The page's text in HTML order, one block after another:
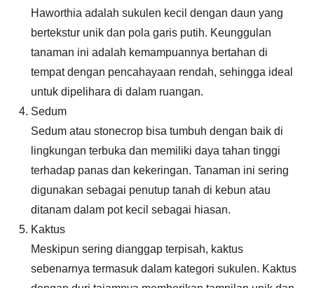
Haworthia adalah sukulen kecil dengan daun yang
bertekstur unik dan pola garis putih. Keunggulan
tanaman ini adalah kemampuannya bertahan di
tempat dengan pencahayaan rendah, sehingga ideal
untuk dipelihara di dalam ruangan.
Sedum
Sedum atau stonecrop bisa tumbuh dengan baik di
lingkungan terbuka dan memiliki daya tahan tinggi
terhadap panas dan kekeringan. Tanaman ini sering
digunakan sebagai penutup tanah di kebun atau
ditanam dalam pot kecil sebagai hiasan.
Kaktus
Meskipun sering dianggap terpisah, kaktus
sebenarnya termasuk dalam kategori sukulen. Kaktus